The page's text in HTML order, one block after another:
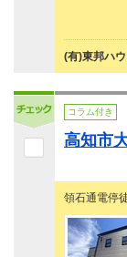
(有)東邦ハ
コラム付き
高知市
領石通電停